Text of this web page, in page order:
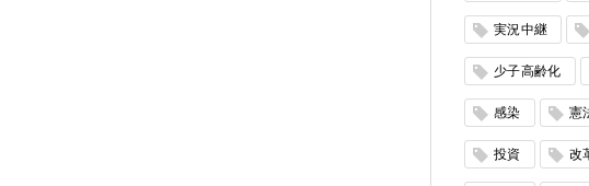
実況中継
少子高齢化
感染 憲
投資 改